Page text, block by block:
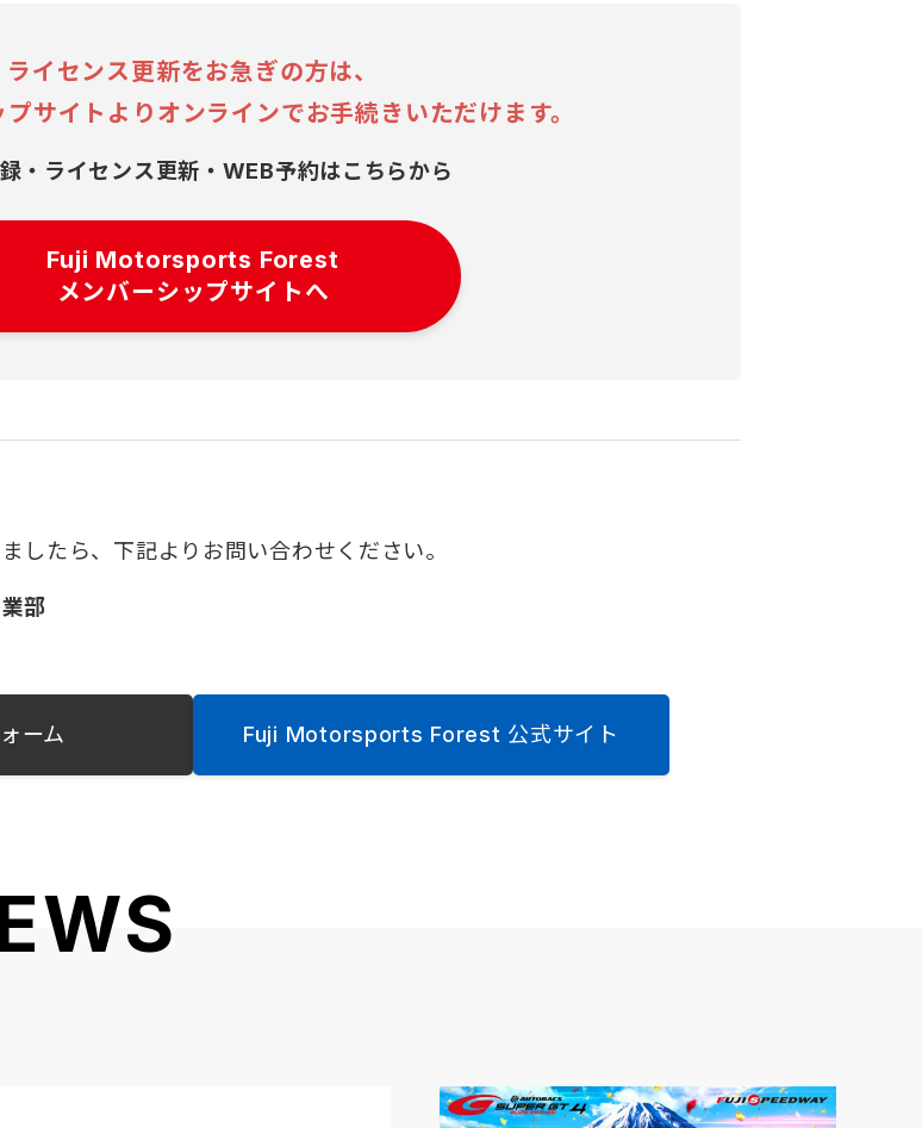
ライセンス更新をお急ぎの方は、
サイトよりオンラインでお手続きいただけます。
・ライセンス更新・WEB予約はこちらから
Fuji Motorsports Forest
メンバーシップサイトへ
したら、下記よりお問い合わせください。
部
ーム Fuji Motorsports Forest 公式サイト